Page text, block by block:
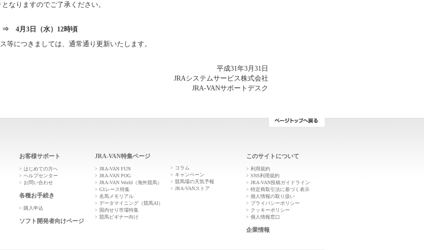
なりますのでご了承ください。
4月3日（水）12時頃
等につきましては、通常通り更新いたします。
平成31年3月31日
JRAシステムサービス株式会社
JRA-VANサポートデスク
お客様サポート
はじめての方へ
ヘルプセンター
お問い合わせ
各種お手続き
購入申込
ソフト開発者向けページ
JRA-VAN特集ページ
JRA-VAN FUN
JRA-VAN POG
JRA-VAN World（海外競馬）
G1レース特集
名馬メモリアル
データマイニング（競馬AI）
国内せり市場特集
競馬ビギナー向け
コラム
キャンペーン
競馬場の天気予報
JRA-VANストア
このサイトについて
利用規約
SNS利用規約
JRA-VAN投稿ガイドライン
特定商取引法に基づく表示
個人情報の取り扱い
プライバシーポリシー
クッキーポリシー
個人情報窓口
企業情報